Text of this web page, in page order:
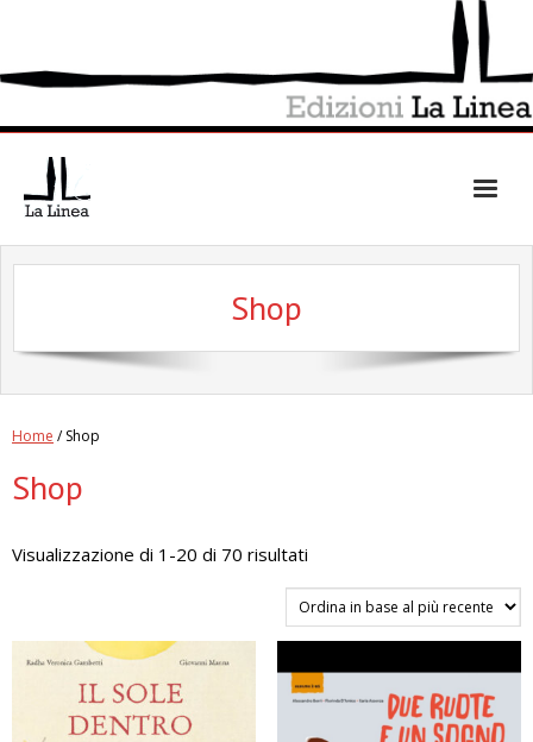
Shop
Home / Shop
Shop
Visualizzazione di 1-20 di 70 risultati
in
base
al
più
recente